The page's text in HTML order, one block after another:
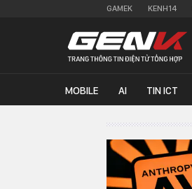
GAMEK KENH14
MOBILE AI TIN ICT